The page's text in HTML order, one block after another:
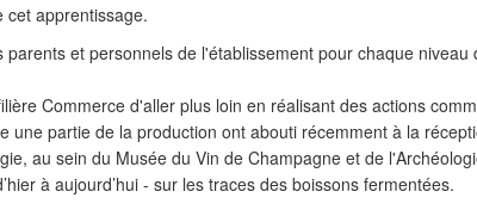
cet apprentissage.
et personnels de l'établissement pour chaque
Commerce d'aller plus loin en réalisant des actions
partie de la production ont abouti récemment à la
au sein du Musée du Vin de Champagne et de
à aujourd’hui - sur les traces des boissons fermentées.